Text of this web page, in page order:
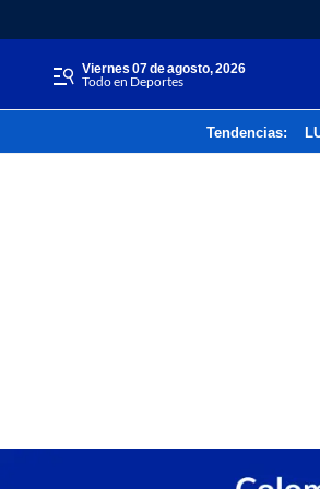
viernes 07 de agosto, 2026
Todo en Deportes
Tendencias: